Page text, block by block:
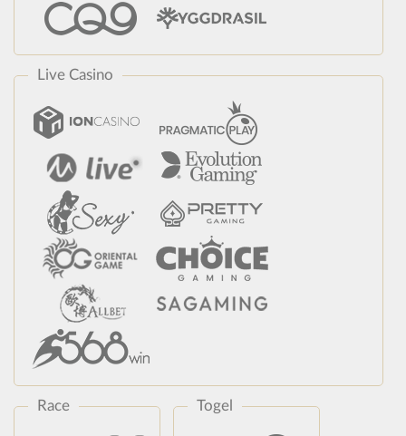
Live Casino
Race Togel